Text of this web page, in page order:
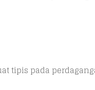
tipis pada